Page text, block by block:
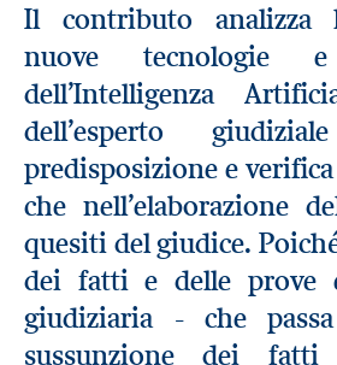
Il contributo analizza
nuove tecnologie
dell’Intelligenza
dell’esperto
predisposizione e
che nell’elaborazione
quesiti del giudice.
dei fatti e delle prove
giudiziaria - che
sussunzione dei